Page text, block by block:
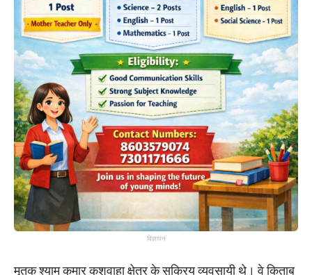
विज्ञापन
मृतक श्याम कुमार कुशवाहा क्षेत्र के सक्रिय व्यवसायी थे। वे किताब